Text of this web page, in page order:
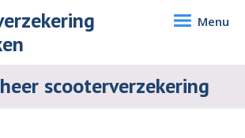
Menu
scooterverzekering